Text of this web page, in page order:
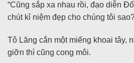
“Cũng sắp xa nhau rồi, đạo diễn
chút kỉ niệm đẹp cho chúng tôi
Tô Lăng cắn một miếng khoai tây,
giỡn thì cũng cong môi.